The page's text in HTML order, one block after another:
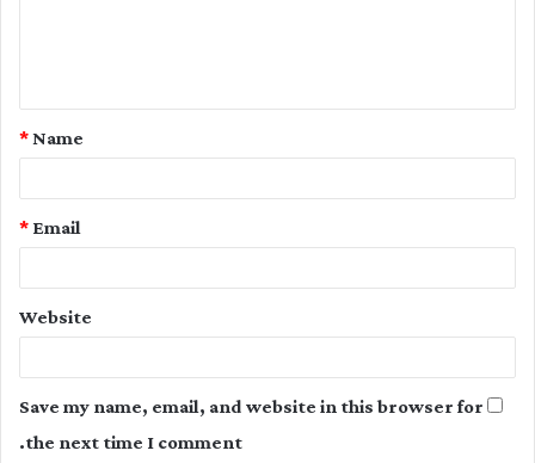
t
Name
*
Email
*
Website
Save my name, email, and website in this browser for
the next time I comment.